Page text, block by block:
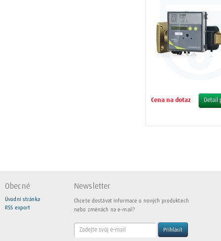
Cena na dotaz Detail
Obecné
Úvodní stránka
RSS export
Newsletter
Chcete dostávat informace o nových produktech
nebo změnách na e-mail?
Přihlásit